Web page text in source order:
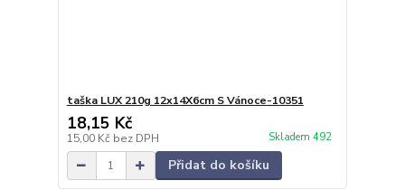
taška LUX 210g 12x14X6cm S Vánoce-10351
18,15 Kč
15,00 Kč bez DPH Skladem 492
Přidat do košíku